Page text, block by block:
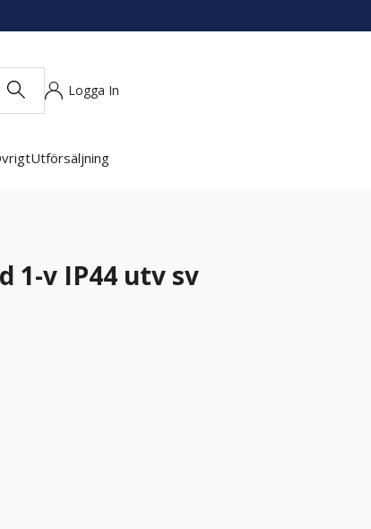
Logga In
Utförsäljning
1-v IP44 utv sv